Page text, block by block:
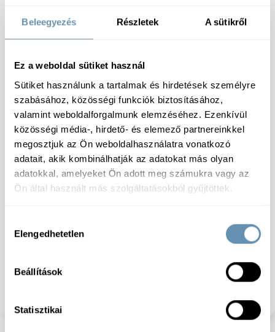
Beleegyezés Részletek A sütikről
Ez a weboldal sütiket használ
Sütiket használunk a tartalmak és hirdetések személyre
szabásához, közösségi funkciók biztosításához,
valamint weboldalforgalmunk elemzéséhez. Ezenkívül
közösségi média-, hirdető- és elemező partnereinkkel
megosztjuk az Ön weboldalhasználatra vonatkozó
adatait, akik kombinálhatják az adatokat más olyan
adatokkal, amelyeket Ön adott meg számukra vagy az
Ön által használt más szolgáltatásokból gyűjtöttek.
kiválasztása
Elengedhetetlen
Beállítások
Statisztikai
Specifikáció
burgonyakeményítő, étkezési só, módosított
keményítő E1422, sűrítő anyag E 407, baromfi állati
arómák, savanyúságot szabályozó E331, antioxidáns
E316, tartósítószer E250. Só tartalom legfejebb 2,7%.